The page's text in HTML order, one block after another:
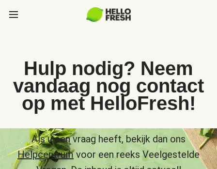
Hulp nodig? Neem
vandaag nog contact
op met HelloFresh!
Als u een vraag heeft, bekijk dan ons
Helpcentrumvoor een reeks Veelgestelde